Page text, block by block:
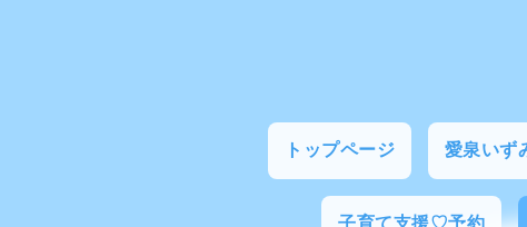
トップページ 愛泉いず
子育て支援♡予約